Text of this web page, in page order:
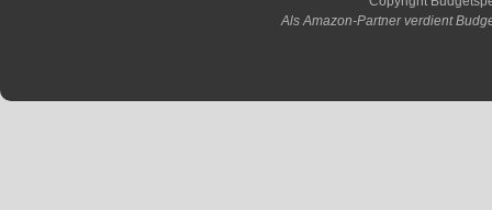
Als Amazon-Partner verdient